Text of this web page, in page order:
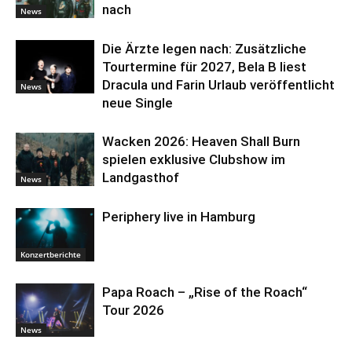
News
nach
News
Die Ärzte legen nach: Zusätzliche
Tourtermine für 2027, Bela B liest
Dracula und Farin Urlaub veröffentlicht
neue Single
News
Wacken 2026: Heaven Shall Burn
spielen exklusive Clubshow im
Landgasthof
Konzertberichte
Periphery live in Hamburg
News
Papa Roach – „Rise of the Roach“
Tour 2026